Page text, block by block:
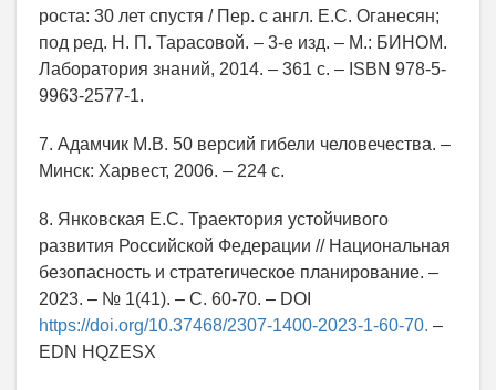
роста: 30 лет спустя / Пер. с англ. Е.С. Оганесян;
под ред. Н. П. Тарасовой. – 3-е изд. – М.: БИНОМ.
Лаборатория знаний, 2014. – 361 с. – ISBN 978-5-
9963-2577-1.
7. Адамчик М.В. 50 версий гибели человечества. –
Минск: Харвест, 2006. – 224 с.
8. Янковская Е.С. Траектория устойчивого
развития Российской Федерации // Национальная
безопасность и стратегическое планирование. –
2023. – № 1(41). – С. 60-70. – DOI
https://doi.org/10.37468/2307-1400-2023-1-60-70. –
EDN HQZESX